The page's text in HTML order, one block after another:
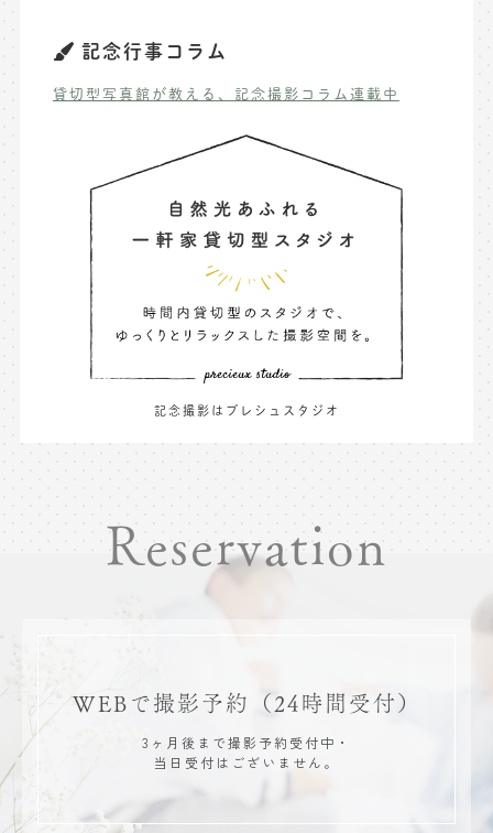
記念行事コラム
貸切型写真館が教える、記念撮影コラム連載中
記念撮影はプレシュスタジオ
Reservation
WEBで撮影予約 （24時間受付）
3ヶ月後まで撮影予約受付中・
当日受付はございません。